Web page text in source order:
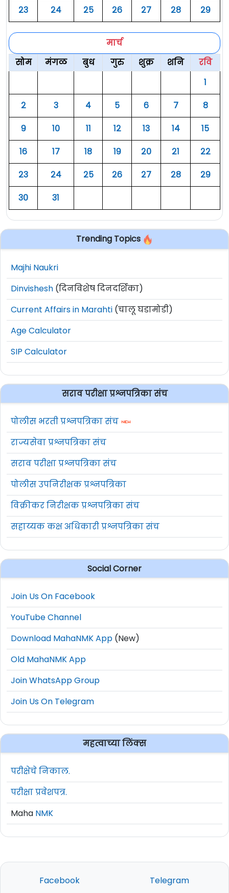
२३
२४ २५ २६ २७ २८ २९
मार्च
सोम
मंगळ बुध गुरु शुक्र शनि
रवि
१
२
३ ४ ५ ६ ७
८
९
१० ११ १२ १३ १४
१५
१६
१७ १८ १९ २० २१
२२
२३
२४ २५ २६ २७ २८
२९
३०
३१
Trending Topics
Majhi Naukri
Dinvishesh (दिनविशेष दिनदर्शिका)
Current Affairs in Marahti (चालू घडामोडी)
Age Calculator
SIP Calculator
सराव परीक्षा प्रश्नपत्रिका संच
पोलीस भरती प्रश्नपत्रिका संच
राज्यसेवा प्रश्नपत्रिका संच
सराव परीक्षा प्रश्नपत्रिका संच
पोलीस उपनिरीक्षक प्रश्नपत्रिका
विक्रीकर निरीक्षक प्रश्नपत्रिका संच
सहाय्यक कक्ष अधिकारी प्रश्नपत्रिका संच
Social Corner
Join Us On Facebook
YouTube Channel
Download MahaNMK App (New)
Old MahaNMK App
Join WhatsApp Group
Join Us On Telegram
महत्वाच्या लिंक्स
परीक्षेचे निकाल.
परीक्षा प्रवेशपत्र.
Maha NMK
Facebook Telegram